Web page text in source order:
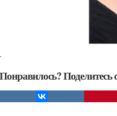
.
Понравилось? Поделитесь